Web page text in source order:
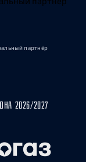
партнёр
2026/2027